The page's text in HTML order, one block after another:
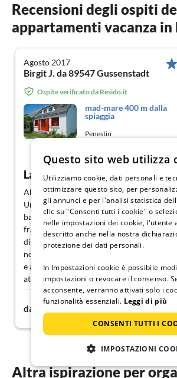
Recensioni degli ospiti
appartamenti vacanza
Agosto 2017
Birgit J. da 89547 Gussenstadt
Ospite verificato da Resido.it
mad-mare 400 m dalla
spiaggia
Penestin
Mostra
La bella Francia
Abbiamo trascorso due settimane
Una zona meravigliosa, belle spiagge con
bassa e l'alta marea, una buona cucina
francese o una grande offerta di pesce,
di mare e ostriche hanno rappresentato per
noi una buona cornice per giornate
e accoglienti. La casa, con la sua cucina
attrezzata, è una base eccellente per
Ottimo rapporto qualità/prezzo.
da 77€
Altra ispirazione per
Questo sito web utilizza
Utilizziamo cookie, dati personali e
ottimizzare questo sito, per
gli annunci e per l'analisi statistica
clic su "Consenti tutti i cookie" o
nelle impostazioni dei cookie, l'utente
descritto anche nella nostra
protezione dei dati personali.
In Impostazioni cookie è possibile
impostazioni o revocare il consenso.
acconsente, verranno attivati solo i
funzionalità essenziali. Leggi di più
CONSENTI TUTTI I
IMPOSTAZIONI